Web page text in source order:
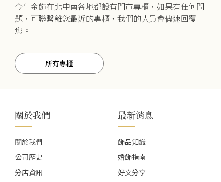
今生金飾在北中南各地都設有門市專櫃，如果有任何問
題，可聯繫離您最近的專櫃，我們的人員會儘速回覆
您。
所有專櫃
關於我們
關於我們
公司歷史
分店資訊
最新消息
飾品知識
婚飾指南
好文分享